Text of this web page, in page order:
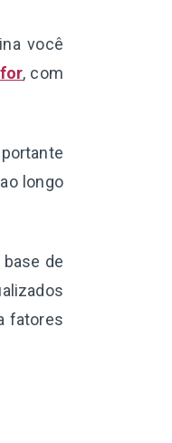
você
, com
longo
de
fatores